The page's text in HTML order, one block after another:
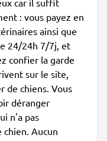
car il suffit
: vous payez en
ainsi que
24/24h 7/7j, et
confier la garde
sur le site,
de chiens. Vous
déranger
n'a pas
Aucun